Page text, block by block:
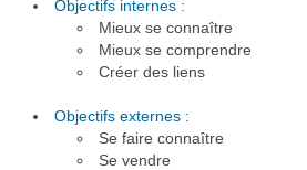
Objectifs internes :
Mieux se connaître
Mieux se comprendre
Créer des liens
Objectifs externes :
Se faire connaître
Se vendre